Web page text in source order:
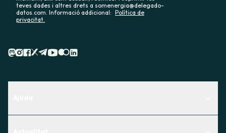
teves dades i altres drets a somenergia@delegado-
datos.com. Informació addicional: Política de
privacitat.